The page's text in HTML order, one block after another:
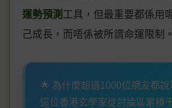
運勢預測 工具，但最重要都係用
己成長，而唔係被所謂命運限制。
🌟 為什麼超過1000位網友都說
這位香港玄學家從討論區累積